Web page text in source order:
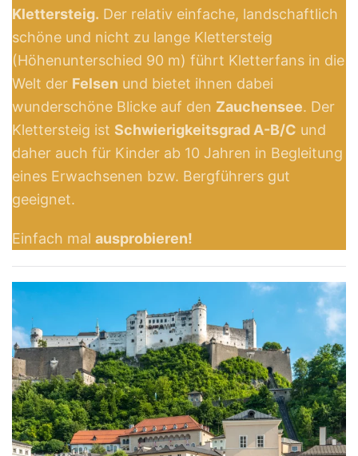
Klettersteig. Der relativ einfache, landschaftlich
schöne und nicht zu lange Klettersteig
(Höhenunterschied 90 m) führt Kletterfans in die
Welt der Felsen und bietet ihnen dabei
wunderschöne Blicke auf den Zauchensee. Der
Klettersteig ist Schwierigkeitsgrad A-B/C und
daher auch für Kinder ab 10 Jahren in Begleitung
eines Erwachsenen bzw. Bergführers gut
geeignet.
Einfach mal ausprobieren!